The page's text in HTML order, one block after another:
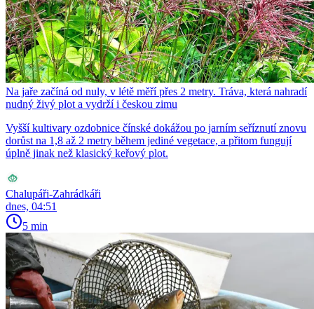
Na jaře začíná od nuly, v létě měří přes 2 metry. Tráva, která nahradí
nudný živý plot a vydrží i českou zimu
Vyšší kultivary ozdobnice čínské dokážou po jarním seříznutí znovu
dorůst na 1,8 až 2 metry během jediné vegetace, a přitom fungují
úplně jinak než klasický keřový plot.
Chalupáři-Zahrádkáři
dnes, 04:51
5 min